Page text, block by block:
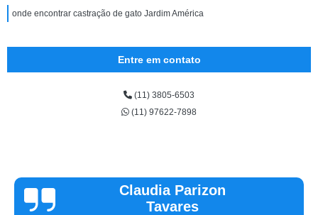
onde encontrar castração de gato Jardim América
Entre em contato
(11) 3805-6503
(11) 97622-7898
Vinicius
Sallinas